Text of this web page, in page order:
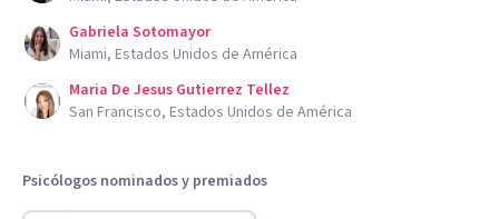
Gabriela Sotomayor
Miami, Estados Unidos de América
Maria De Jesus Gutierrez Tellez
San Francisco, Estados Unidos de América
Psicólogos nominados y premiados